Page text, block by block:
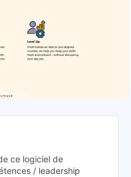
ce logiciel de
/ leadership